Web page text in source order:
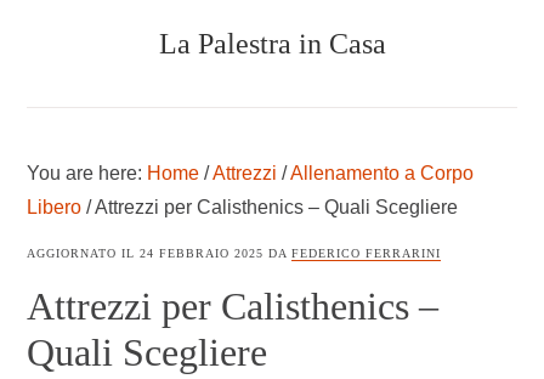
La Palestra in Casa
IN
CASA
You are here: Home /Attrezzi /Allenamento a Corpo
Libero /Attrezzi per Calisthenics​ – Quali Scegliere
AGGIORNATO IL24 FEBBRAIO 2025 DAFEDERICO FERRARINI
Attrezzi per Calisthenics​ –
Quali Scegliere